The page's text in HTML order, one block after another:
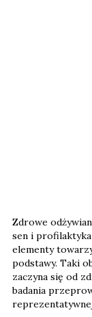
Zdrowe
sen i
elementy
podstawy. Taki
zaczyna się od
badania